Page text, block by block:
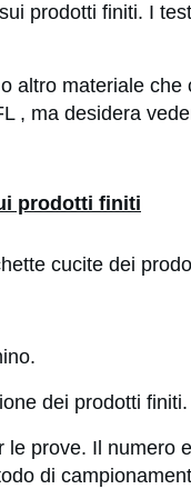
prodotti finiti. I
altro materiale
, ma desidera
prodotti finiti
cucite dei
dei prodotti finiti.
prove. Il numero
di